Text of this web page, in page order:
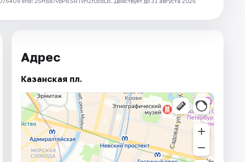
Адрес
Казанская пл.